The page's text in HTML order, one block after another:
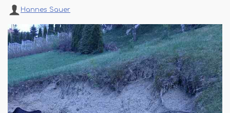
Hannes Sauer